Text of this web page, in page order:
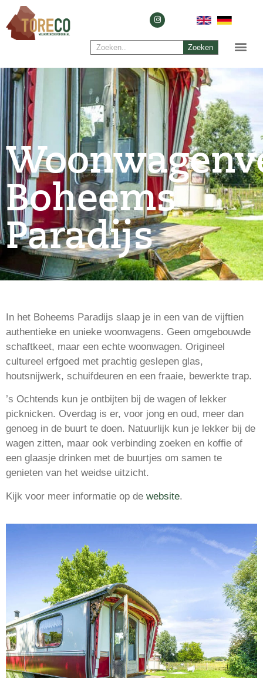
Zoeken
Boheems
Paradijs
In het Boheems Paradijs slaap je in een van de vijftien
authentieke en unieke woonwagens. Geen omgebouwde
schaftkeet, maar een echte woonwagen. Origineel
cultureel erfgoed met prachtig geslepen glas,
houtsnijwerk, schuifdeuren en een fraaie, bewerkte trap.
’s Ochtends kun je ontbijten bij de wagen of lekker
picknicken. Overdag is er, voor jong en oud, meer dan
genoeg in de buurt te doen. Natuurlijk kun je lekker bij de
wagen zitten, maar ook verbinding zoeken en koffie of
een glaasje drinken met de buurtjes om samen te
genieten van het weidse uitzicht.
Kijk voor meer informatie op de website.